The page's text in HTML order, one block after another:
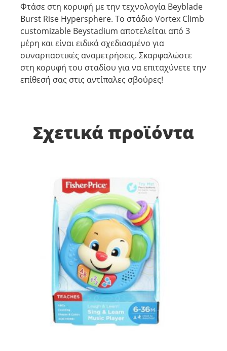
Φτάσε στη κορυφή με την τεχνολογία Beyblade
Burst Rise Hypersphere. Το στάδιο Vortex Climb
customizable Beystadium αποτελείται από 3
μέρη και είναι ειδικά σχεδιασμένο για
συναρπαστικές αναμετρήσεις. Σκαρφαλώστε
στη κορυφή του σταδίου για να επιταχύνετε την
επίθεσή σας στις αντίπαλες σβούρες!
Σχετικά προϊόντα